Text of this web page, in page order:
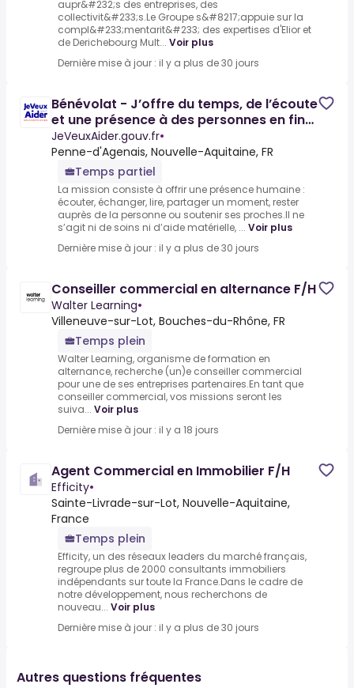
aupr&#232;s des entreprises, des
collectivit&#233;s.Le Groupe s&#8217;appuie sur la
compl&#233;mentarit&#233; des expertises d'Elior et
de Derichebourg Mult... Voir plus
Dernière mise à jour : il y a plus de 30 jours
Bénévolat - J’offre du temps, de l’écoute
et une présence à des personnes en fin
de vie
JeVeuxAider.gouv.fr•
Penne-d'Agenais, Nouvelle-Aquitaine, FR
Temps partiel
La mission consiste à offrir une présence humaine :
écouter, échanger, lire, partager un moment, rester
auprès de la personne ou soutenir ses proches.Il ne
s’agit ni de soins ni d’aide matérielle, ... Voir plus
Dernière mise à jour : il y a plus de 30 jours
Conseiller commercial en alternance F/H
Walter Learning•
Villeneuve-sur-Lot, Bouches-du-Rhône, FR
Temps plein
Walter Learning, organisme de formation en
alternance, recherche (un)e conseiller commercial
pour une de ses entreprises partenaires.En tant que
conseiller commercial, vos missions seront les
suiva... Voir plus
Dernière mise à jour : il y a 18 jours
Agent Commercial en Immobilier F/H
Efficity•
Sainte-Livrade-sur-Lot, Nouvelle-Aquitaine,
France
Temps plein
Efficity, un des réseaux leaders du marché français,
regroupe plus de 2000 consultants immobiliers
indépendants sur toute la France.Dans le cadre de
notre développement, nous recherchons de
nouveau... Voir plus
Dernière mise à jour : il y a plus de 30 jours
Autres questions fréquentes